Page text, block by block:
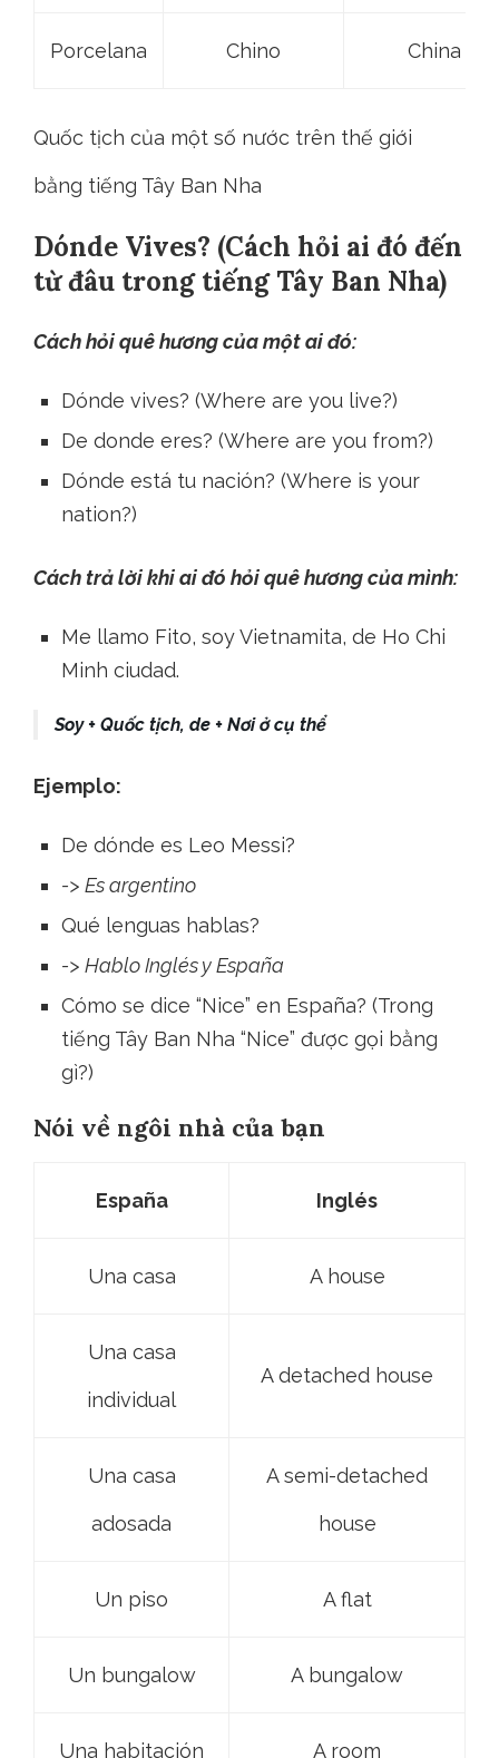
Porcelana Chino China
Quốc tịch của một số nước trên thế giới
bằng tiếng Tây Ban Nha
Dónde Vives? (Cách hỏi ai đó đến
từ đâu trong tiếng Tây Ban Nha)
Cách hỏi quê hương của một ai đó:
Dónde vives? (Where are you live?)
De donde eres? (Where are you from?)
Dónde está tu nación? (Where is your
nation?)
Cách trả lời khi ai đó hỏi quê hương của mình:
Me llamo Fito, soy Vietnamita, de Ho Chi
Minh ciudad.
Soy + Quốc tịch, de + Nơi ở cụ thể
Ejemplo:
De dónde es Leo Messi?
-> Es argentino
Qué lenguas hablas?
-> Hablo Inglés y España
Cómo se dice “Nice” en España? (Trong
tiếng Tây Ban Nha “Nice” được gọi bằng
gì?)
Nói về ngôi nhà của bạn
España Inglés
Una casa A house
Una casa
individual
A detached house
Una casa
adosada
A semi-detached
house
Un piso A flat
Un bungalow A bungalow
Una habitación A room